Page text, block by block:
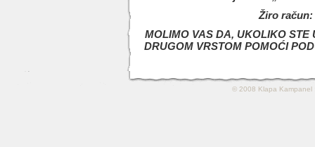
Žiro račun:
MOLIMO VAS DA, UKOLIKO STE
DRUGOM VRSTOM POMOĆI
© 2008 Klapa Kampanel